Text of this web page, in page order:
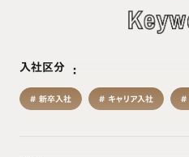
入社区分
新卒入社 キャリア入社